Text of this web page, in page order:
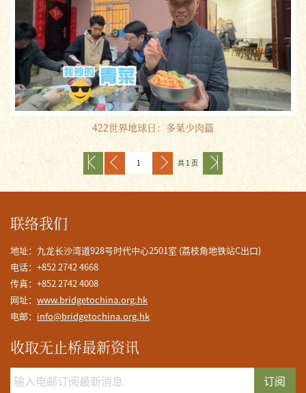
422世界地球日：多菜少肉篇
共 1 页
联络我们
地址：九龙长沙湾道928号时代中心2501室 (荔枝角地铁站C出口)
电话：+852 2742 4668
传真：+852 2742 4008
网址： www.bridgetochina.org.hk
电邮： info@bridgetochina.org.hk
收取无止桥最新资讯
订阅